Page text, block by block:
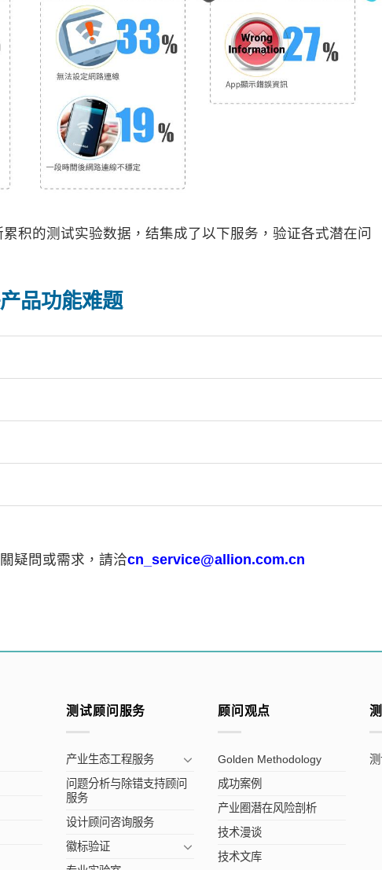
积的测试实验数据，结集成了以下服务，验证各式潜在问
品功能难题
疑問或需求，請洽cn_service@allion.com.cn
测试顾问服务
产业生态工程服务
问题分析与除错支持顾问
服务
设计顾问咨询服务
徽标验证
顾问观点
Golden Methodology
成功案例
产业圈潜在风险剖析
技术漫谈
技术文库